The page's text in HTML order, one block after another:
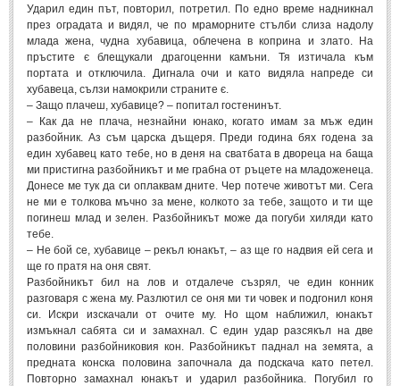
Забавно (10)
Любопитно (7)
Отражения (29)
Какво е любовта?
Непоискани съвети (31)
Ударил един път, повторил, потретил. По едно време надникнал
през оградата и видял, че по мраморните стълби слиза надолу
млада жена, чудна хубавица, облечена в коприна и злато. На
пръстите є блещукали драгоценни камъни. Тя изтичала към
портата и отключила. Дигнала очи и като видяла напреде си
хубавеца, сълзи намокрили страните є.
– Защо плачеш, хубавице? – попитал гостенинът.
– Как да не плача, незнайни юнако, когато имам за мъж един
разбойник. Аз съм царска дъщеря. Преди година бях годена за
един хубавец като тебе, но в деня на сватбата в двореца на баща
ми пристигна разбойникът и ме грабна от ръцете на младоженеца.
Донесе ме тук да си оплаквам дните. Чер потече животът ми. Сега
не ми е толкова мъчно за мене, колкото за тебе, защото и ти ще
погинеш млад и зелен. Разбойникът може да погуби хиляди като
тебе.
– Не бой се, хубавице – рекъл юнакът, – аз ще го надвия ей сега и
ще го пратя на оня свят.
Разбойникът бил на лов и отдалече съзрял, че един конник
разговаря с жена му. Разлютил се оня ми ти човек и подгонил коня
си. Искри изскачали от очите му. Но щом наближил, юнакът
измъкнал сабята си и замахнал. С един удар разсякъл на две
половини разбойниковия кон. Разбойникът паднал на земята, а
предната конска половина започнала да подскача като петел.
Повторно замахнал юнакът и ударил разбойника. Погубил го